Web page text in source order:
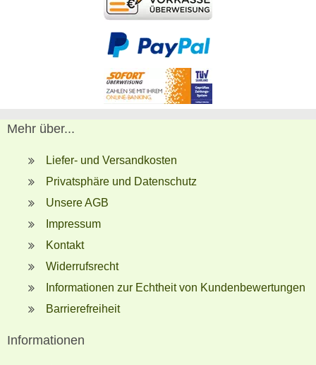
Mehr über...
Liefer- und Versandkosten
Privatsphäre und Datenschutz
Unsere AGB
Impressum
Kontakt
Widerrufsrecht
Informationen zur Echtheit von Kundenbewertungen
Barrierefreiheit
Informationen